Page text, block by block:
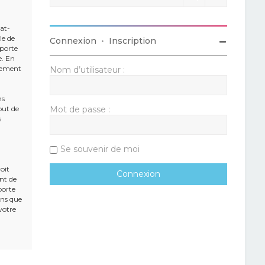
de
En
de
de
que
Connexion • Inscription
Nom d’utilisateur :
Mot de passe :
Se souvenir de moi